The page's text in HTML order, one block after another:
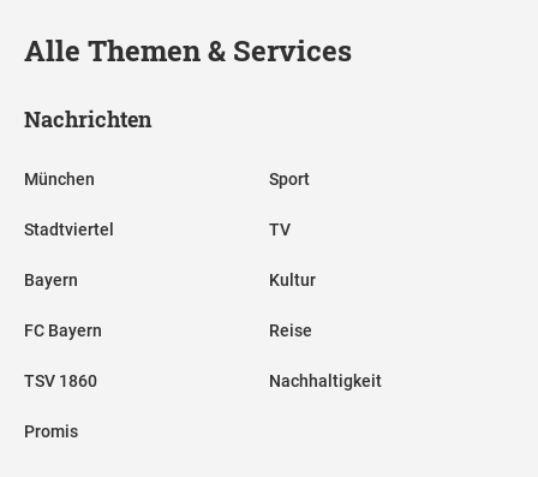
Alle Themen & Services
Nachrichten
München
Stadtviertel
Bayern
FC Bayern
TSV 1860
Promis
Sport
TV
Kultur
Reise
Nachhaltigkeit